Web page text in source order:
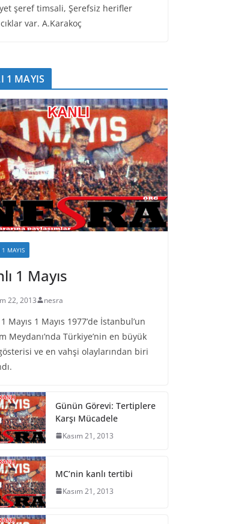
şeref timsali, Şerefsiz herifler
var. A.Karakoç
1 MAYIS
1 MAYIS
1 Mayıs
22, 2013 nesra
Mayıs 1 Mayıs 1977’de İstanbul’un
Meydanı’nda Türkiye’nin en büyük
ve en vahşi olaylarından biri
Günün Görevi: Tertiplere
Karşı Mücadele
Kasım 21, 2013
MC’nin kanlı tertibi
Kasım 21, 2013